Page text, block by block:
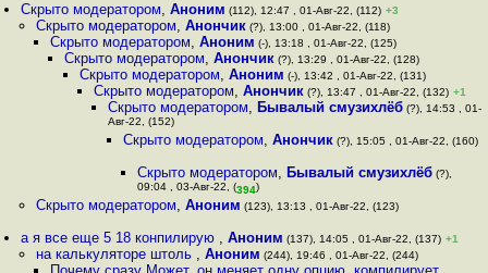
Скрыто модератором,Аноним (112), 12:47 , 01-Авг-22, (112) +3
Скрыто модератором, Анончик(?), 13:00 , 01-Авг-22, (118)
Скрыто модератором, Аноним (-), 13:18 , 01-Авг-22, (125)
Скрыто модератором,Анончик (?), 13:29 , 01-Авг-22, (128)
Скрыто модератором, Аноним (-), 13:42 , 01-Авг-22, (131)
Скрыто модератором, Анончик(?), 13:47 , 01-Авг-22, (132) +1
Скрыто модератором, Бывалый смузихлёб (?), 14:53 , 01-
Авг-22, (152)
Скрыто модератором, Анончик(?), 15:05 , 01-Авг-22, (160)
Скрыто модератором, Бывалый смузихлёб(?),
09:04 , 03-Авг-22, (394)
Скрыто модератором, Аноним (123), 13:13 , 01-Авг-22, (123)
а я все еще 5 18 конпилирую ,Аноним (137), 14:05 , 01-Авг-22, (137) +1
на калькуляторе штоль , Аноним (244), 19:46 , 01-Авг-22, (244)